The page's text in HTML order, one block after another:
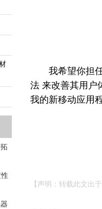
我希望你担
法 来改善其用户
我的新移动应用
【声明：转载此文出